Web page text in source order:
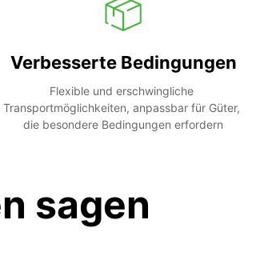
Verbesserte Bedingungen
Flexible und erschwingliche
Transportmöglichkeiten, anpassbar für Güter,
die besondere Bedingungen erfordern
sagen